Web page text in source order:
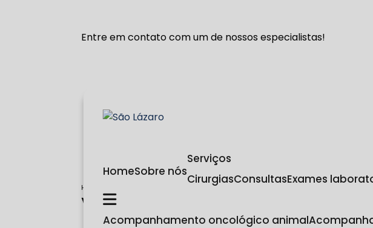
Entre em contato com um de nossos especialistas!
Home Sobre nós
Serviços
Cirurgias Consultas Exames
Acompanhamento oncológico animal
Home vacinas cachorro ferreira gomes
Vacinas para cachorro em Ferreira